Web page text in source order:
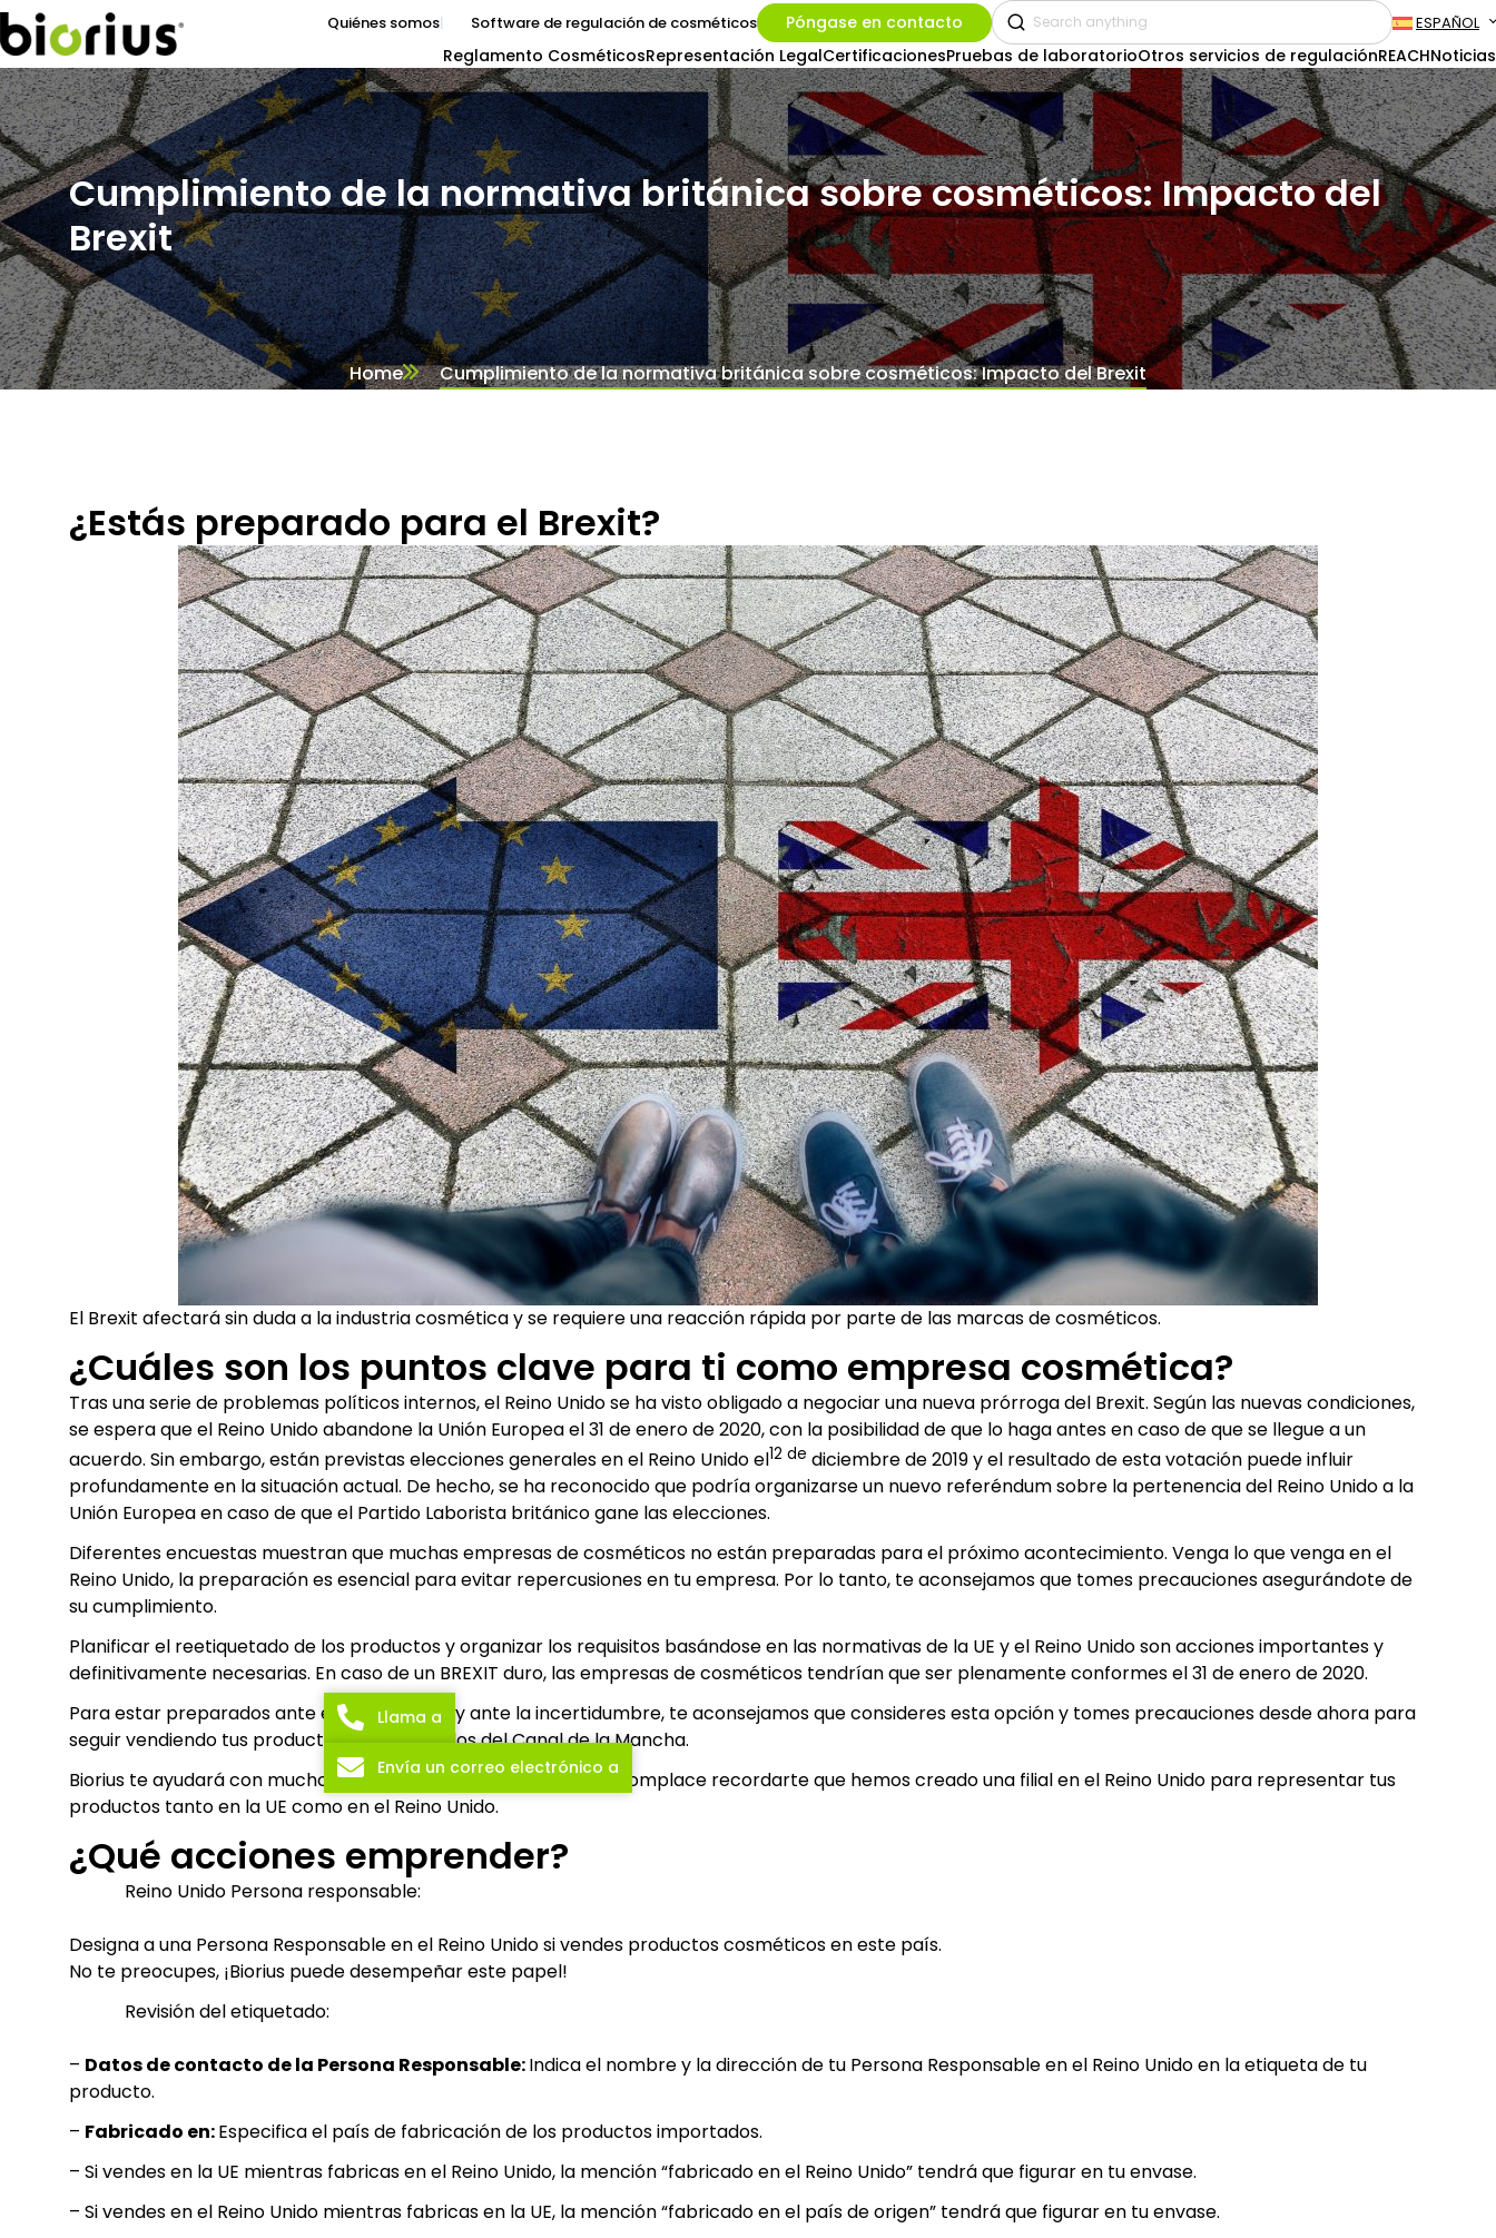
Quiénes somos Software de regulación de cosméticos Póngase en contacto ESPAÑOL
Reglamento CosméticosRepresentación LegalCertificacionesPruebas de laboratorioOtros servicios de regulaciónREACHNoticias
Cumplimiento de la normativa británica sobre cosméticos: Impacto del
Brexit
Home Cumplimiento de la normativa británica sobre cosméticos: Impacto del Brexit
¿Estás preparado para el Brexit?
El Brexit afectará sin duda a la industria cosmética y se requiere una reacción rápida por parte de las marcas de cosméticos.
¿Cuáles son los puntos clave para ti como empresa cosmética?
Tras una serie de problemas políticos internos, el Reino Unido se ha visto obligado a negociar una nueva prórroga del Brexit. Según las nuevas condiciones,
se espera que el Reino Unido abandone la Unión Europea el 31 de enero de 2020, con la posibilidad de que lo haga antes en caso de que se llegue a un
acuerdo. Sin embargo, están previstas elecciones generales en el Reino Unido el12 de diciembre de 2019 y el resultado de esta votación puede influir
profundamente en la situación actual. De hecho, se ha reconocido que podría organizarse un nuevo referéndum sobre la pertenencia del Reino Unido a la
Unión Europea en caso de que el Partido Laborista británico gane las elecciones.
Diferentes encuestas muestran que muchas empresas de cosméticos no están preparadas para el próximo acontecimiento. Venga lo que venga en el
Reino Unido, la preparación es esencial para evitar repercusiones en tu empresa. Por lo tanto, te aconsejamos que tomes precauciones asegurándote de
su cumplimiento.
Planificar el reetiquetado de los productos y organizar los requisitos basándose en las normativas de la UE y el Reino Unido son acciones importantes y
definitivamente necesarias. En caso de un BREXIT duro, las empresas de cosméticos tendrían que ser plenamente conformes el 31 de enero de 2020.
Para estar preparados ante este escenario y ante la incertidumbre, te aconsejamos que consideres esta opción y tomes precauciones desde ahora para
seguir vendiendo tus productos a ambos lados del Canal de la Mancha.
Biorius te ayudará con mucho gusto en los distintos pasos. Nos complace recordarte que hemos creado una filial en el Reino Unido para representar tus
productos tanto en la UE como en el Reino Unido.
¿Qué acciones emprender?
Reino Unido Persona responsable:
Designa a una Persona Responsable en el Reino Unido si vendes productos cosméticos en este país.
No te preocupes, ¡Biorius puede desempeñar este papel!
Revisión del etiquetado:
– Datos de contacto de la Persona Responsable:Indica el nombre y la dirección de tu Persona Responsable en el Reino Unido en la etiqueta de tu
producto.
– Fabricado en:Especifica el país de fabricación de los productos importados.
– Si vendes en la UE mientras fabricas en el Reino Unido, la mención “fabricado en el Reino Unido” tendrá que figurar en tu envase.
– Si vendes en el Reino Unido mientras fabricas en la UE, la mención “fabricado en el país de origen” tendrá que figurar en tu envase.
Llama a
Envía un correo electrónico a